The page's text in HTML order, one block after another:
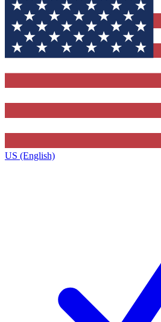
US (English)